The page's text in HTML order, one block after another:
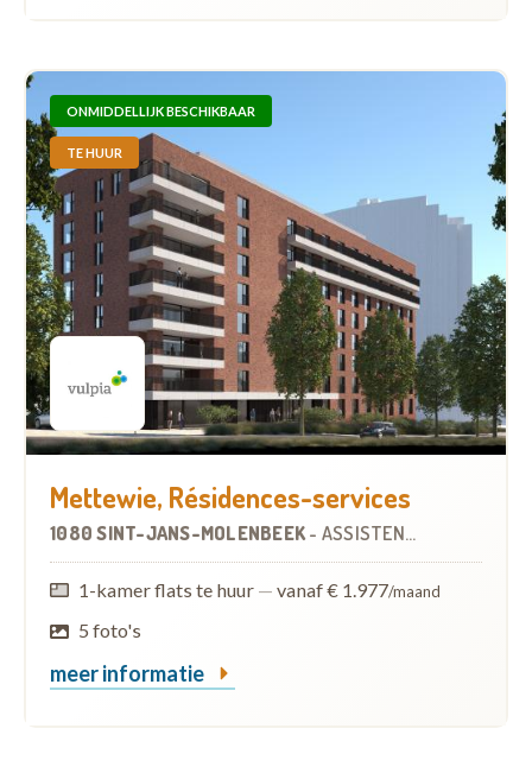
ONMIDDELLIJK BESCHIKBAAR
TE HUUR
Mettewie, Résidences-services
1080 SINT-JANS-MOLENBEEK - ASSISTENTIEWONINGEN
1-kamer flats te huur — vanaf € 1.977/maand
5 foto's
meer informatie